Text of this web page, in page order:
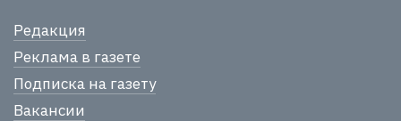
Редакция
Реклама в газете
Подписка на газету
Вакансии